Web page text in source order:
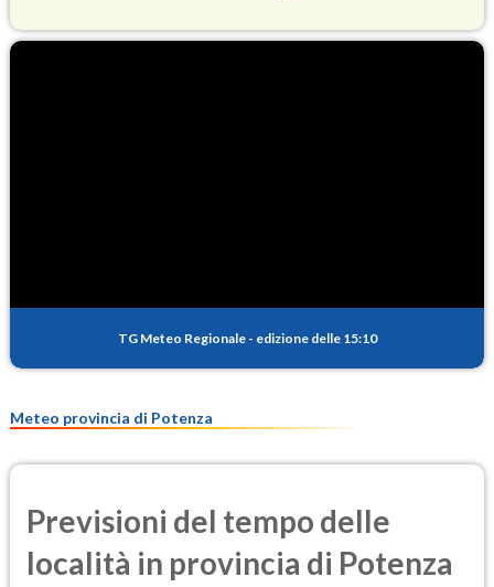
PM25
TG Meteo Regionale - edizione delle 15:10
Meteo provincia di Potenza
Previsioni del tempo delle
località in provincia di Potenza